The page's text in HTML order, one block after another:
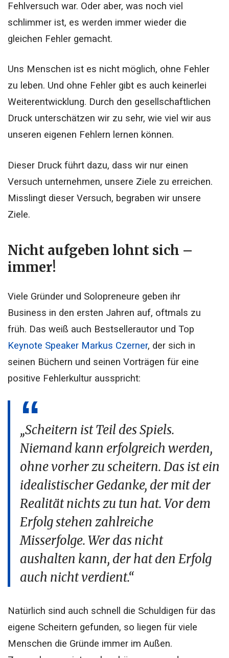
Fehlversuch war. Oder aber, was noch viel
schlimmer ist, es werden immer wieder die
gleichen Fehler gemacht.
Uns Menschen ist es nicht möglich, ohne Fehler
zu leben. Und ohne Fehler gibt es auch keinerlei
Weiterentwicklung. Durch den gesellschaftlichen
Druck unterschätzen wir zu sehr, wie viel wir aus
unseren eigenen Fehlern lernen können.
Dieser Druck führt dazu, dass wir nur einen
Versuch unternehmen, unsere Ziele zu erreichen.
Misslingt dieser Versuch, begraben wir unsere
Ziele.
Nicht aufgeben lohnt sich –
immer!
Viele Gründer und Solopreneure geben ihr
Business in den ersten Jahren auf, oftmals zu
früh. Das weiß auch Bestsellerautor und Top
Keynote Speaker Markus Czerner, der sich in
seinen Büchern und seinen Vorträgen für eine
positive Fehlerkultur ausspricht:
„Scheitern ist Teil des Spiels.
Niemand kann erfolgreich werden,
ohne vorher zu scheitern. Das ist ein
idealistischer Gedanke, der mit der
Realität nichts zu tun hat. Vor dem
Erfolg stehen zahlreiche
Misserfolge. Wer das nicht
aushalten kann, der hat den Erfolg
auch nicht verdient.“
Natürlich sind auch schnell die Schuldigen für das
eigene Scheitern gefunden, so liegen für viele
Menschen die Gründe immer im Außen.